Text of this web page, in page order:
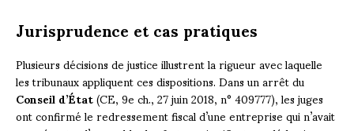
Jurisprudence et cas pratiques
Plusieurs décisions de justice illustrent la rigueur avec laquelle
les tribunaux appliquent ces dispositions. Dans un arrêt du
Conseil d’État(CE, 9e ch., 27 juin 2018, n° 409777), les juges
ont confirmé le redressement fiscal d’une entreprise qui n’avait